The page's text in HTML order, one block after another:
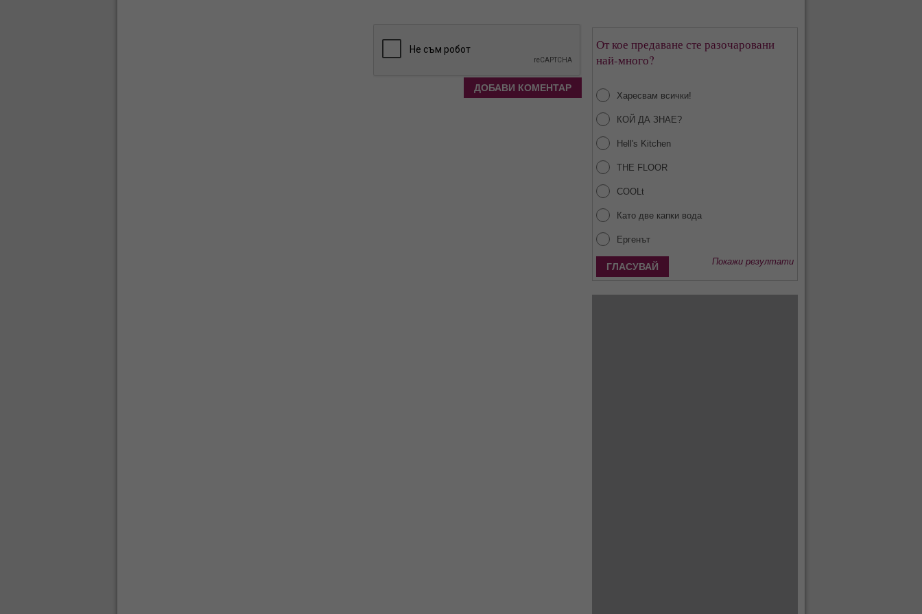
От кое предаване сте разочаровани
най-много?
Харесвам всички!
КОЙ ДА ЗНАЕ?
Hell's Kitchen
THE FLOOR
COOLt
Като две капки вода
Ергенът
Покажи резултати